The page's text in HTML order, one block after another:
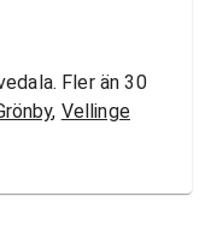
Fler än 30
, Vellinge